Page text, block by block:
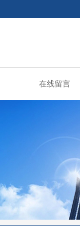
在线留言